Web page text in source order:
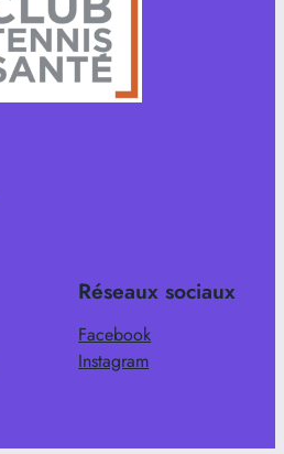
Réseaux sociaux
Facebook
Instagram